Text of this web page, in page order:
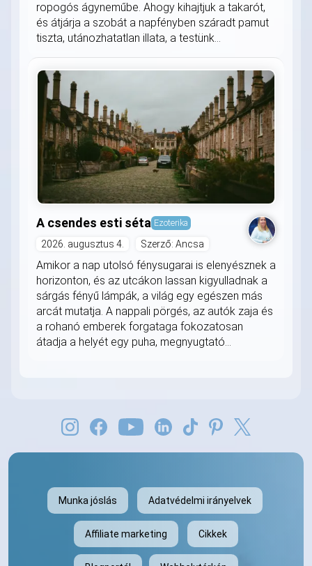
ropogós ágyneműbe. Ahogy kihajtjuk a takarót,
és átjárja a szobát a napfényben száradt pamut
tiszta, utánozhatatlan illata, a testünk...
A csendes esti séta Ezoterika
2026. augusztus 4. Szerző: Ancsa
Amikor a nap utolsó fénysugarai is elenyésznek a
horizonton, és az utcákon lassan kigyulladnak a
sárgás fényű lámpák, a világ egy egészen más
arcát mutatja. A nappali pörgés, az autók zaja és
a rohanó emberek forgataga fokozatosan
átadja a helyét egy puha, megnyugtató...
Munka jóslás Adatvédelmi irányelvek
Affiliate marketing Cikkek